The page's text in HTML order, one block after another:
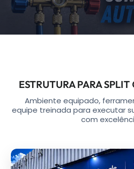
ESTRUTURA PARA
Ambiente equipado,
equipe treinada para executar
com